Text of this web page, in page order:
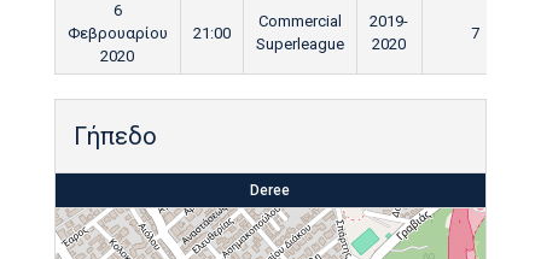
6
Φεβρουαρίου
2020
21:00
Commercial
Superleague
2019-
2020
7
Γήπεδο
Deree